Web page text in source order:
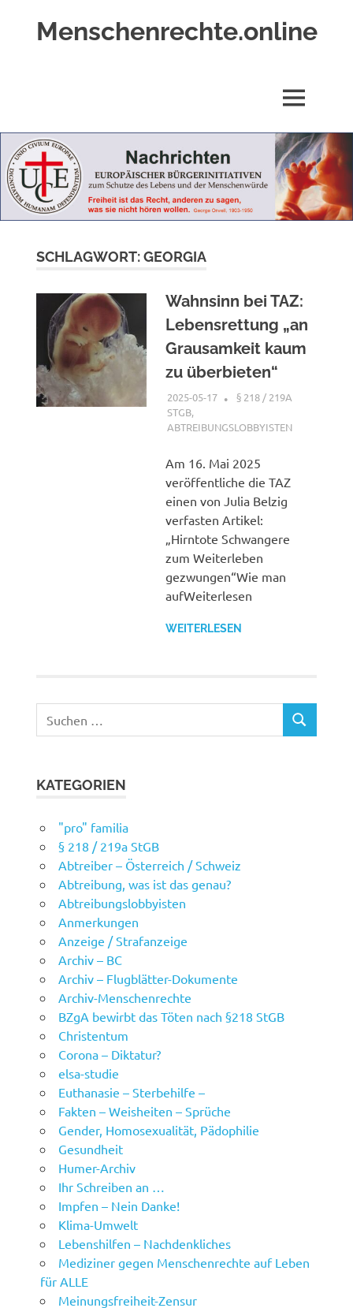
Menschenrechte.online
Geborene
wie
für
Ungeborene
MENÜ
SCHLAGWORT:GEORGIA
Wahnsinn bei TAZ:
Lebensrettung „an
Grausamkeit kaum
zu überbieten“
2025-05-17 XX
§ 218 / 219A
STGB,
ABTREIBUNGSLOBBYISTEN
Am 16. Mai 2025
veröffentliche die TAZ
einen von Julia Belzig
verfasten Artikel:
„Hirntote Schwangere
zum Weiterleben
gezwungen“Wie man
aufWeiterlesen
WEITERLESEN
nach:
SUCHEN
KATEGORIEN
"pro" familia
§ 218 / 219a StGB
Abtreiber – Österreich / Schweiz
Abtreibung, was ist das genau?
Abtreibungslobbyisten
Anmerkungen
Anzeige / Strafanzeige
Archiv – BC
Archiv – Flugblätter-Dokumente
Archiv-Menschenrechte
BZgA bewirbt das Töten nach §218 StGB
Christentum
Corona – Diktatur?
elsa-studie
Euthanasie – Sterbehilfe –
Fakten – Weisheiten – Sprüche
Gender, Homosexualität, Pädophilie
Gesundheit
Humer-Archiv
Ihr Schreiben an …
Impfen – Nein Danke!
Klima-Umwelt
Lebenshilfen – Nachdenkliches
Mediziner gegen Menschenrechte auf Leben
für ALLE
Meinungsfreiheit-Zensur